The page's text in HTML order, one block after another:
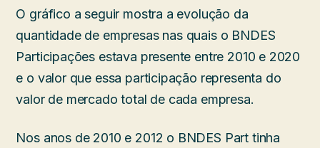
O gráfico a seguir mostra a evolução da
quantidade de empresas nas quais o BNDES
Participações estava presente entre 2010 e 2020
e o valor que essa participação representa do
valor de mercado total de cada empresa.
Nos anos de 2010 e 2012 o BNDES Part tinha